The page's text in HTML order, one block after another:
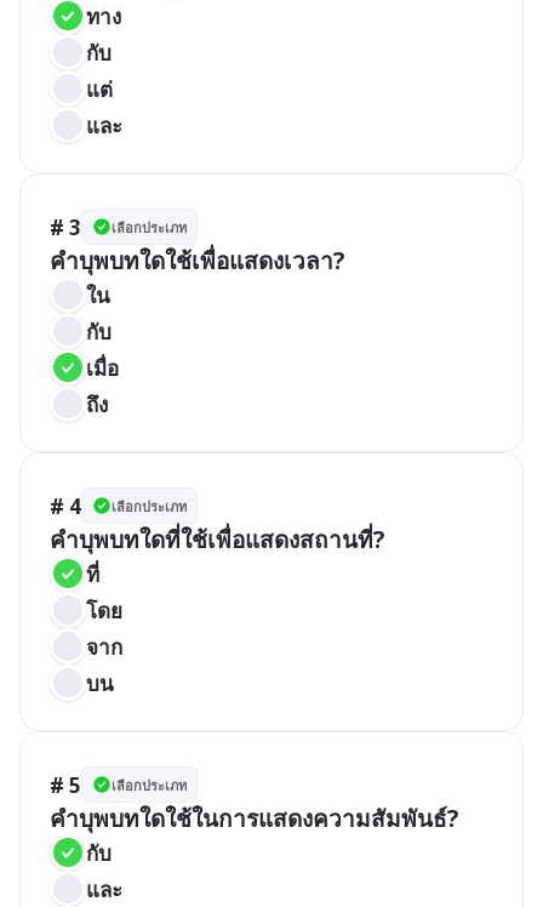
ทาง
กับ
แต่
และ
# 3 เลือกประเภท
คำบุพบทใดใช้เพื่อแสดงเวลา?
ใน
กับ
เมื่อ
ถึง
# 4 เลือกประเภท
คำบุพบทใดที่ใช้เพื่อแสดงสถานที่?
ที่
โดย
จาก
บน
# 5 เลือกประเภท
คำบุพบทใดใช้ในการแสดงความสัมพันธ์?
กับ
และ